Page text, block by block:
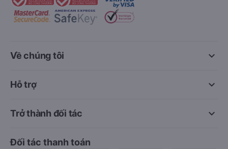
keyboard_arrow_down
Về chúng tôi
keyboard_arrow_down
Hỗ trợ
keyboard_arrow_down
Trở thành đối tác
Đối tác thanh toán